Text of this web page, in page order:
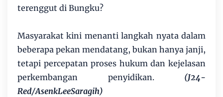
terenggut di Bungku?
Masyarakat kini menanti langkah nyata dalam
beberapa pekan mendatang, bukan hanya janji,
tetapi percepatan proses hukum dan kejelasan
perkembangan penyidikan.(J24-
Red/AsenkLeeSaragih)